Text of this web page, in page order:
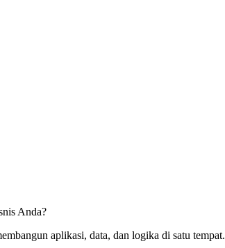
Anda?
aplikasi, data, dan logika di satu